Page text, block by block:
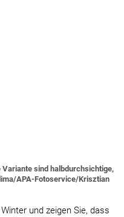
sind halbdurchsichtige,
APA-Fotoservice/Krisztian
und zeigen Sie, dass